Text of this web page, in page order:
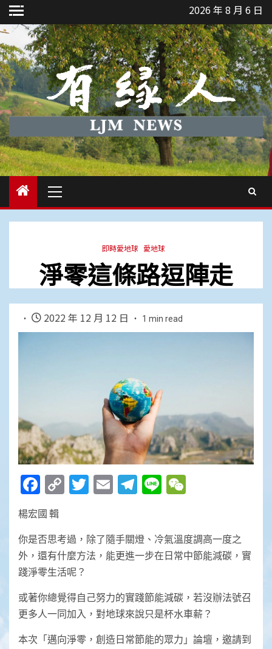
Skip
to
content
2026 年 8 月 6 日
Menu
即時愛地球 愛地球
淨零這條路逗陣走
2022 年 12 月 12 日 1 min read
Facebook
CopyTwitter
EmailTelegram
Line
楊宏國 輯
你是否思考過，除了隨手關燈、冷氣溫度調高一度之
外，還有什麼方法，能更進一步在日常中節能減碳，實
踐淨零生活呢？
或著你總覺得自己努力的實踐節能減碳，若沒辦法號召
更多人一同加入，對地球來說只是杯水車薪？
本次「邁向淨零，創造日常節能的眾力」論壇，邀請到